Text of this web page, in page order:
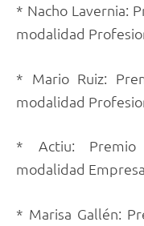
* Nacho Lavernia:
modalidad
* Mario Ruiz:
modalidad
* Actiu: Premio
modalidad
* Marisa Gallén: